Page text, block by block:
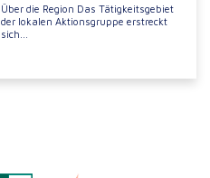
Über die Region Das Tätigkeitsgebiet
der lokalen Aktionsgruppe erstreckt
sich...